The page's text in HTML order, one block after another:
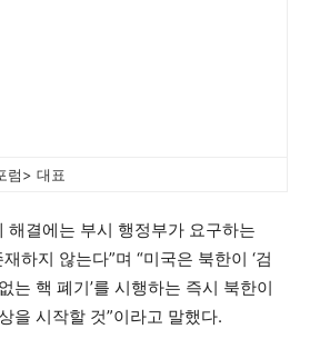
럼> 대표
해결에는 부시 행정부가 요구하는
하지 않는다”며 “미국은 북한이 ‘검
는 핵 폐기’를 시행하는 즉시 북한이
을 시작할 것”이라고 말했다.